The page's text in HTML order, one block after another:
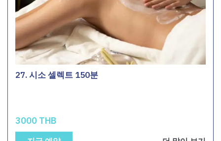
27. 시소 셀렉트 150분
3000 THB